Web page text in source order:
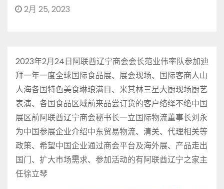
2月 25, 2023
2023年2月24日阿联酋辽宁商会会长范业伟率队参加迪
拜一年一度全球国际食品展、展会现场、国际客商人山
人海各国特色美食琳琅满目、米其林三星大厨现场厨艺
表演、各国食品区域前来品尝订货的客户络绎不绝中国
展区前阿联酋辽宁商会秘书长一立国际物流董事长刘永
为中国参展企业介绍中东贸易物流、清关、代理相关等
政策、希望中国企业通过商会平台及海外展、产品走出
国门、扩大市场需求、参加活动的有阿联酋辽宁之家主
任徐立琴